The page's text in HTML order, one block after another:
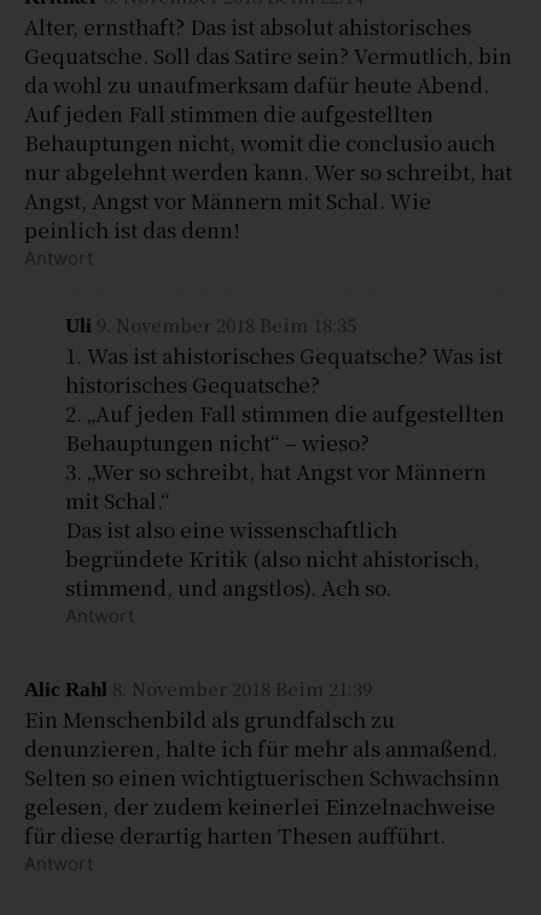
Alter, ernsthaft? Das ist absolut ahistorisches
Gequatsche. Soll das Satire sein? Vermutlich, bin
da wohl zu unaufmerksam dafür heute Abend.
Auf jeden Fall stimmen die aufgestellten
Behauptungen nicht, womit die conclusio auch
nur abgelehnt werden kann. Wer so schreibt, hat
Angst, Angst vor Männern mit Schal. Wie
peinlich ist das denn!
Antwort
Uli 9. November 2018 Beim 18:35
1. Was ist ahistorisches Gequatsche? Was ist
historisches Gequatsche?
2. „Auf jeden Fall stimmen die aufgestellten
Behauptungen nicht“ – wieso?
3. „Wer so schreibt, hat Angst vor Männern
mit Schal.“
Das ist also eine wissenschaftlich
begründete Kritik (also nicht ahistorisch,
stimmend, und angstlos). Ach so.
Antwort
Alic Rahl 8. November 2018 Beim 21:39
Ein Menschenbild als grundfalsch zu
denunzieren, halte ich für mehr als anmaßend.
Selten so einen wichtigtuerischen Schwachsinn
gelesen, der zudem keinerlei Einzelnachweise
für diese derartig harten Thesen aufführt.
Antwort